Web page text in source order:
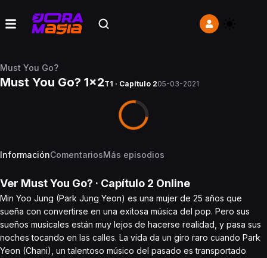
Must You Go?
Must You Go? 1x2T1 · Capítulo 205-03-2021
InformaciónComentariosMás episodios
Ver Must You Go? · Capítulo 2 Online
Min Yoo Jung (Park Jung Yeon) es una mujer de 25 años que
sueña con convertirse en una exitosa música del pop. Pero sus
sueños musicales están muy lejos de hacerse realidad, y pasa sus
noches tocando en las calles. La vida da un giro raro cuando Park
Yeon (Chani), un talentoso músico del pasado es transportado